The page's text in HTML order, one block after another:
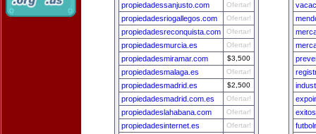
propiedadessanjusto.com Ofertar!
propiedadesriogallegos.com Ofertar!
propiedadesreconquista.com Ofertar!
propiedadesmurcia.es Ofertar!
propiedadesmiramar.com $3,500
propiedadesmalaga.es Ofertar!
propiedadesmadrid.es $2,500
propiedadesmadrid.com.es Ofertar!
propiedadeslahabana.com Ofertar!
propiedadesinternet.es Ofertar!